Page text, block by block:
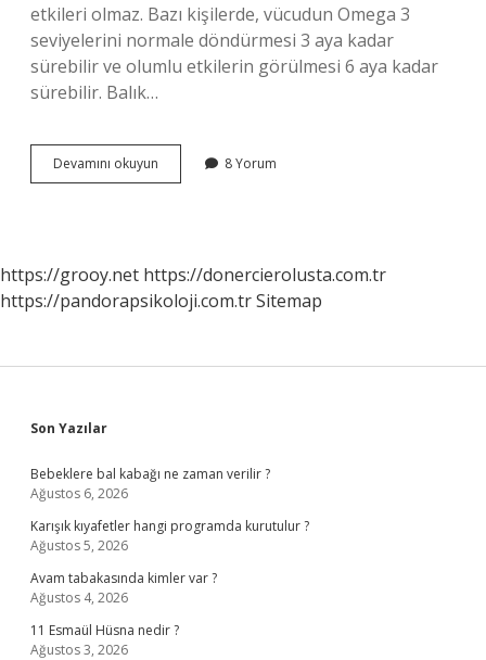
etkileri olmaz. Bazı kişilerde, vücudun Omega 3
seviyelerini normale döndürmesi 3 aya kadar
sürebilir ve olumlu etkilerin görülmesi 6 aya kadar
sürebilir. Balık…
Devamını okuyun
Yağı
Kullanılmalı
8 Yorum
https://grooy.net https://donercierolusta.com.tr
https://pandorapsikoloji.com.trSitemap
Sidebar
Son Yazılar
Bebeklere bal kabağı ne zaman verilir ?
Ağustos 6, 2026
Karışık kıyafetler hangi programda kurutulur ?
Ağustos 5, 2026
Avam tabakasında kimler var ?
Ağustos 4, 2026
11 Esmaül Hüsna nedir ?
Ağustos 3, 2026